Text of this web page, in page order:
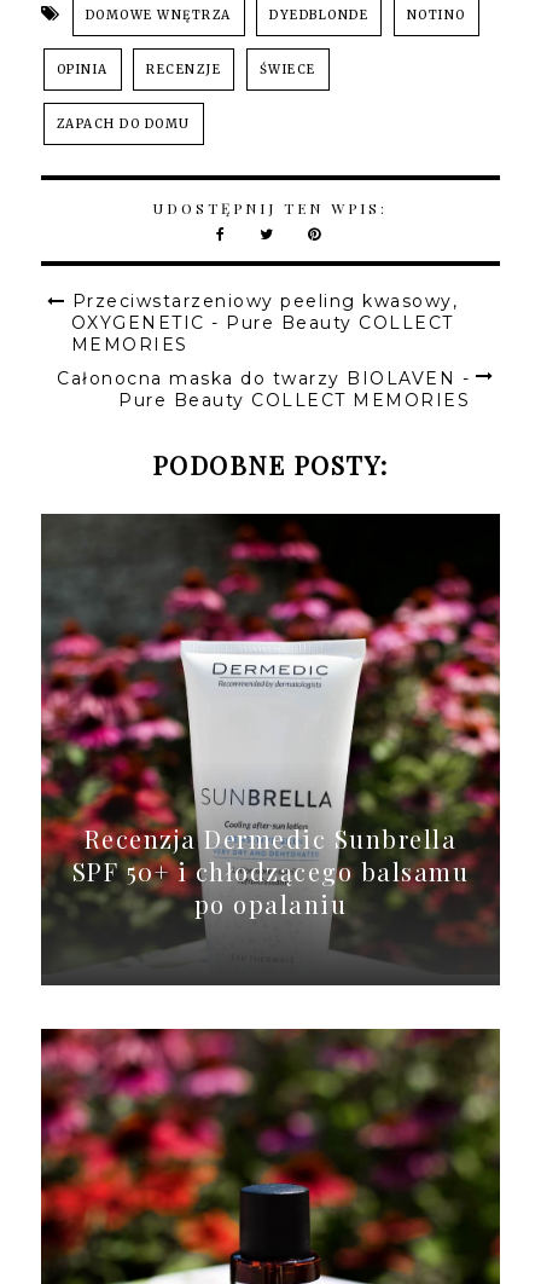
DOMOWE WNĘTRZA DYEDBLONDE NOTINO
OPINIA RECENZJE ŚWIECE
ZAPACH DO DOMU
UDOSTĘPNIJ TEN WPIS:
Przeciwstarzeniowy peeling kwasowy,
OXYGENETIC - Pure Beauty COLLECT
MEMORIES
Całonocna maska do twarzy BIOLAVEN -
Pure Beauty COLLECT MEMORIES
PODOBNE POSTY:
Recenzja Dermedic Sunbrella
SPF 50+ i chłodzącego balsamu
po opalaniu